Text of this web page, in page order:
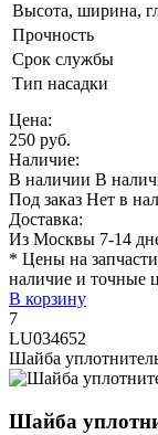
Высота, ширина,
Прочность
Срок службы
Тип насадки
Цена:
250 руб.
Наличие:
В наличии В
Под заказ Нет в
Доставка:
Из Москвы 7-14
* Цены на
наличие и точные
В корзину
7
LU034652
Шайба
Шайба